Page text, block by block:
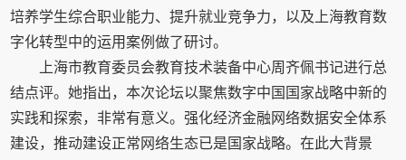
培养学生综合职业能力、提升就业竞争力，以及上海教育数
字化转型中的运用案例做了研讨。
上海市教育委员会教育技术装备中心周齐佩书记进行总
结点评。她指出，本次论坛以聚焦数字中国国家战略中新的
实践和探索，非常有意义。强化经济金融网络数据安全体系
建设，推动建设正常网络生态已是国家战略。在此大背景